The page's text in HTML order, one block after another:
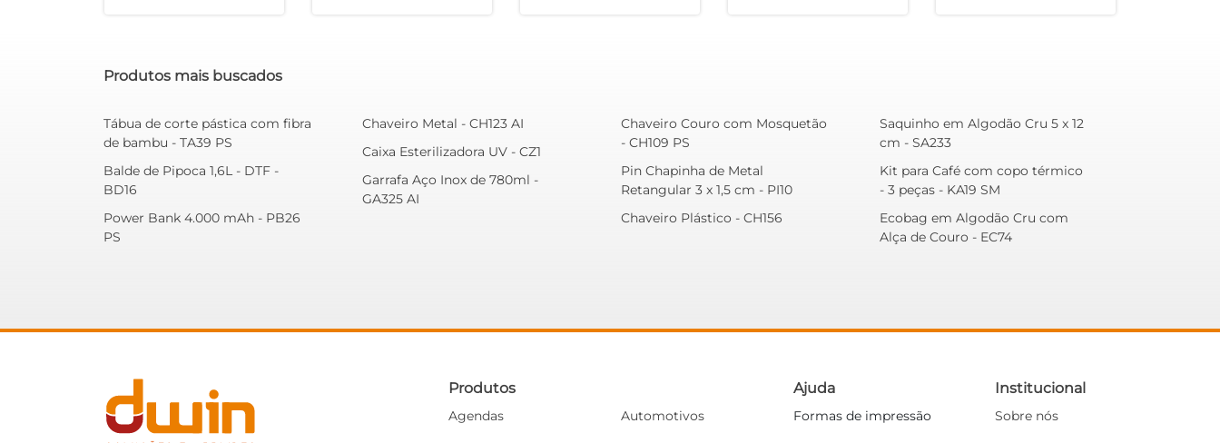
Produtos mais buscados
Tábua de corte pástica com fibra
de bambu - TA39 PS
Balde de Pipoca 1,6L - DTF -
BD16
Power Bank 4.000 mAh - PB26
PS
Chaveiro Metal - CH123 AI
Caixa Esterilizadora UV - CZ1
Garrafa Aço Inox de 780ml -
GA325 AI
Chaveiro Couro com Mosquetão
- CH109 PS
Pin Chapinha de Metal
Retangular 3 x 1,5 cm - PI10
Chaveiro Plástico - CH156
Saquinho em Algodão Cru 5 x 12
cm - SA233
Kit para Café com copo térmico
- 3 peças - KA19 SM
Ecobag em Algodão Cru com
Alça de Couro - EC74
Produtos
Agendas Automotivos
Ajuda
Formas de impressão
Institucional
Sobre nós